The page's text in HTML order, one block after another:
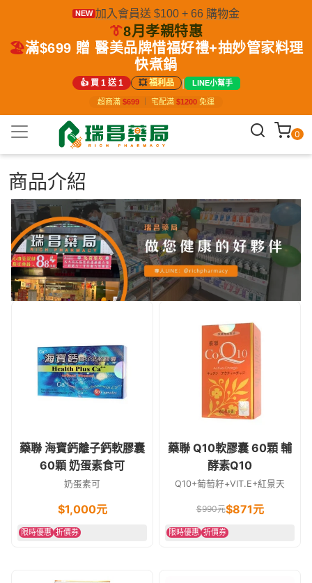
NEW 加入會員送 $100 + 66 購物金
👔8月孝親特惠
🏖️滿$699 贈 醫美品牌惜福好禮+抽妙管家料理
快煮鍋
👍 買 1 送 1 💥福利品 | LINE小幫手
超商滿 $699 宅配滿 $1200 免運
0
商品介紹
藥聯 海寶鈣離子鈣軟膠囊
60顆 奶蛋素食可
奶蛋素可
$1,000元
限時優惠 折價券
藥聯 Q10軟膠囊 60顆 輔
酵素Q10
Q10+葡萄籽+VIT.E+紅景天
$990元$871元
限時優惠 折價券